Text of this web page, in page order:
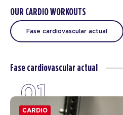
OUR CARDIO WORKOUTS
Fase cardiovascular actual
Fase cardiovascular actual
01
CARDIO